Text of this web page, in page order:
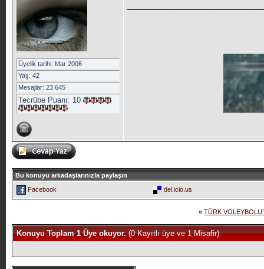
Üyelik tarihi: Mar 2006
Yaş: 42
Mesajlar: 23.645
Tecrübe Puanı: 10
Bu konuyu arkadaşlarınızla paylaşın
Facebook
del.icio.us
« TÜRK
Konuyu Toplam 1 Üye okuyor.(0 Kayıtlı üye ve 1 Misafir)